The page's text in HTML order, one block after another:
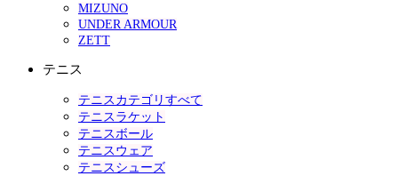
MIZUNO
UNDER ARMOUR
ZETT
テニス
テニスカテゴリすべて
テニスラケット
テニスボール
テニスウェア
テニスシューズ